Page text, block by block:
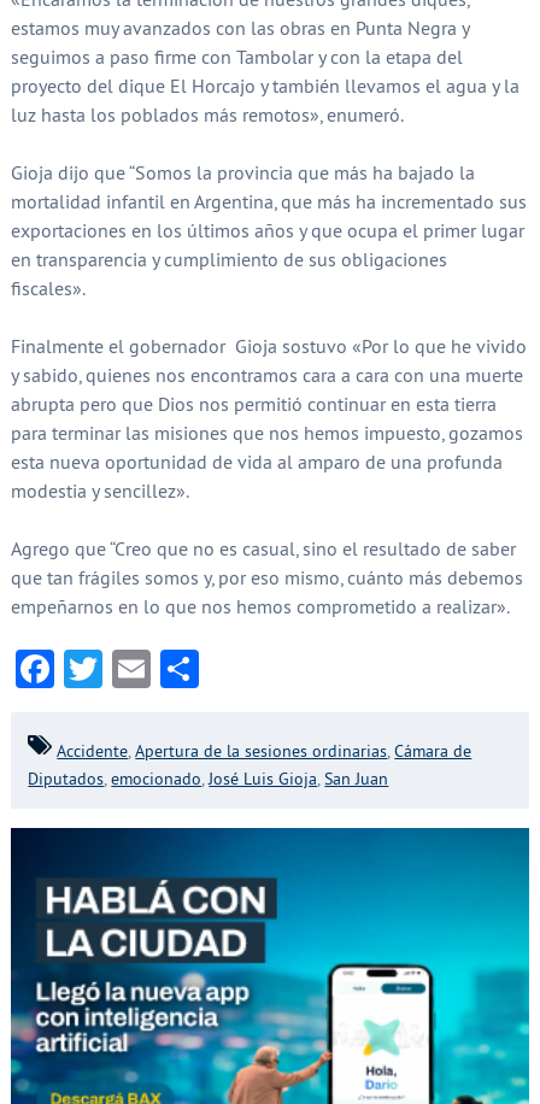
estamos muy avanzados con las obras en Punta Negra y
seguimos a paso firme con Tambolar y con la etapa del
proyecto del dique El Horcajo y también llevamos el agua y la
luz hasta los poblados más remotos», enumeró.
Gioja dijo que “Somos la provincia que más ha bajado la
mortalidad infantil en Argentina, que más ha incrementado sus
exportaciones en los últimos años y que ocupa el primer lugar
en transparencia y cumplimiento de sus obligaciones
fiscales».
Finalmente el gobernador Gioja sostuvo «Por lo que he vivido
y sabido, quienes nos encontramos cara a cara con una muerte
abrupta pero que Dios nos permitió continuar en esta tierra
para terminar las misiones que nos hemos impuesto, gozamos
esta nueva oportunidad de vida al amparo de una profunda
modestia y sencillez».
Agrego que “Creo que no es casual, sino el resultado de saber
que tan frágiles somos y, por eso mismo, cuánto más debemos
empeñarnos en lo que nos hemos comprometido a realizar».
Facebook
Twitter
EmailCompartir
Accidente,Apertura de la sesiones ordinarias,Cámara de
Diputados,emocionado,José Luis Gioja,San Juan